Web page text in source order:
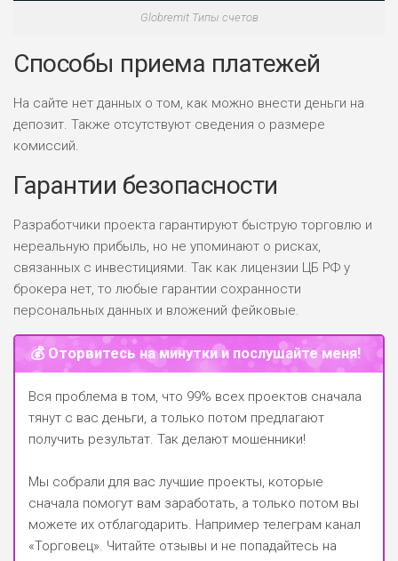
Globremit Типы счетов
Способы приема платежей
На сайте нет данных о том, как можно внести деньги на
депозит. Также отсутствуют сведения о размере
комиссий.
Гарантии безопасности
Разработчики проекта гарантируют быструю торговлю и
нереальную прибыль, но не упоминают о рисках,
связанных с инвестициями. Так как лицензии ЦБ РФ у
брокера нет, то любые гарантии сохранности
персональных данных и вложений фейковые.
💰 Оторвитесь на минутки и послушайте меня!
Вся проблема в том, что 99% всех проектов сначала
тянут с вас деньги, а только потом предлагают
получить результат. Так делают мошенники!
Мы собрали для вас лучшие проекты, которые
сначала помогут вам заработать, а только потом вы
можете их отблагодарить. Например телеграм канал
«Торговец» . Читайте отзывы и не попадайтесь на